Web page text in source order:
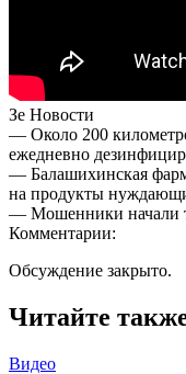
Зе Новости
— Около 200
ежедневно
— Балашихинская
на продукты
— Мошенники начали
Комментарии:
Обсуждение закрыто.
Читайте
Видео